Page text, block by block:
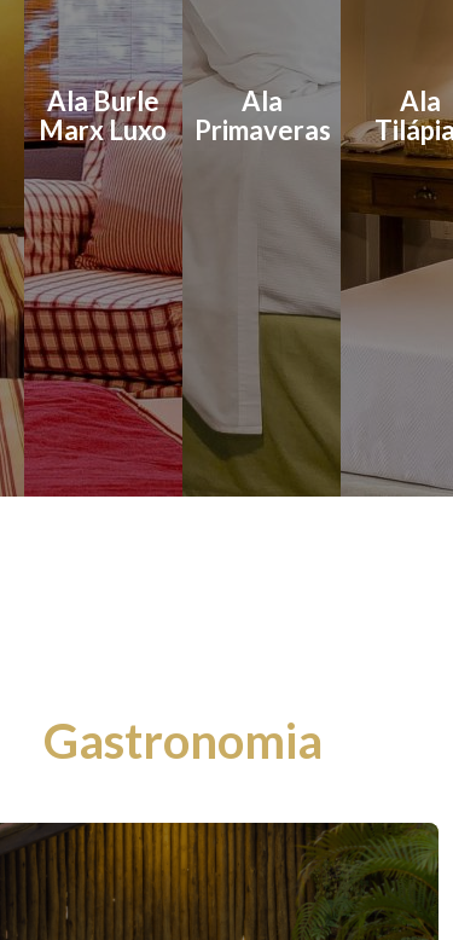
Ala Burle
Marx Luxo
Ala
Primaveras
Ala
Gastronomia